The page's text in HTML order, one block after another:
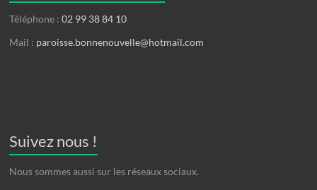
Téléphone :02 99 38 84 10
Mail : paroisse.bonnenouvelle@hotmail.com
Suivez nous !
Nous sommes aussi sur les réseaux sociaux.